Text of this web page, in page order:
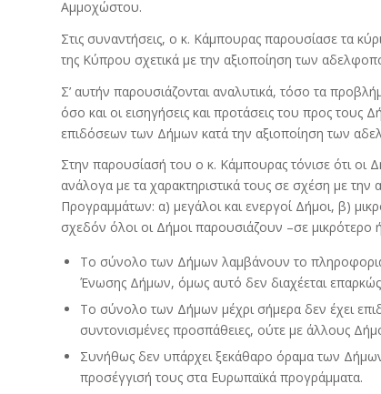
Αμμοχώστου.
Στις συναντήσεις, o κ. Κάμπουρας παρουσίασε τα
της Κύπρου σχετικά με την αξιοποίηση των
Σ’ αυτήν παρουσιάζονται αναλυτικά, τόσο τα
όσο και οι εισηγήσεις και προτάσεις του προς
επιδόσεων των Δήμων κατά την αξιοποίηση των
Στην παρουσίασή του ο κ. Κάμπουρας τόνισε ότι οι
ανάλογα με τα χαρακτηριστικά τους σε σχέση με
Προγραμμάτων: α) μεγάλοι και ενεργοί Δήμοι, β)
σχεδόν όλοι οι Δήμοι παρουσιάζουν –σε μικρότερο
Το σύνολο των Δήμων λαμβάνουν το
Ένωσης Δήμων, όμως αυτό δεν διαχέεται
Το σύνολο των Δήμων μέχρι σήμερα δεν έχει
συντονισμένες προσπάθειες, ούτε με άλλους
Συνήθως δεν υπάρχει ξεκάθαρο όραμα των
προσέγγισή τους στα Ευρωπαϊκά προγράμματα.